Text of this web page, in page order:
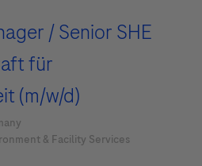
/ Senior SHE
für
(m/w/d)
& Facility Services